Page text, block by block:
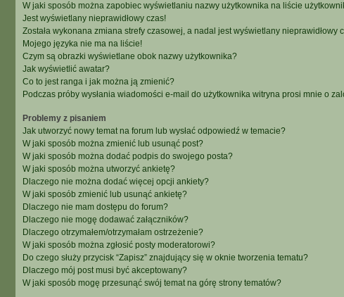
W jaki sposób można zapobiec wyświetlaniu nazwy użytkownika na liście
Jest wyświetlany nieprawidłowy czas!
Została wykonana zmiana strefy czasowej, a nadal jest wyświetlany nieprawidłowy
Mojego języka nie ma na liście!
Czym są obrazki wyświetlane obok nazwy użytkownika?
Jak wyświetlić awatar?
Co to jest ranga i jak można ją zmienić?
Podczas próby wysłania wiadomości e-mail do użytkownika witryna prosi mnie o
Problemy z pisaniem
Jak utworzyć nowy temat na forum lub wysłać odpowiedź w temacie?
W jaki sposób można zmienić lub usunąć post?
W jaki sposób można dodać podpis do swojego posta?
W jaki sposób można utworzyć ankietę?
Dlaczego nie można dodać więcej opcji ankiety?
W jaki sposób zmienić lub usunąć ankietę?
Dlaczego nie mam dostępu do forum?
Dlaczego nie mogę dodawać załączników?
Dlaczego otrzymałem/otrzymałam ostrzeżenie?
W jaki sposób można zgłosić posty moderatorowi?
Do czego służy przycisk “Zapisz” znajdujący się w oknie tworzenia tematu?
Dlaczego mój post musi być akceptowany?
W jaki sposób mogę przesunąć swój temat na górę strony tematów?